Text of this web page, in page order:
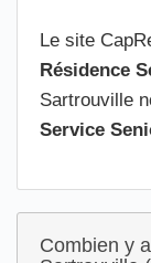
Le site
Résidence
Sartrouville
Service
Combien y